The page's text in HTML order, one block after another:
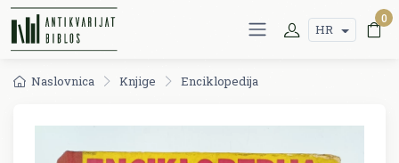
HR
0
Naslovnica Knjige Enciklopedija